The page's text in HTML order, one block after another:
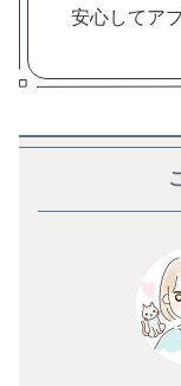
安心してア